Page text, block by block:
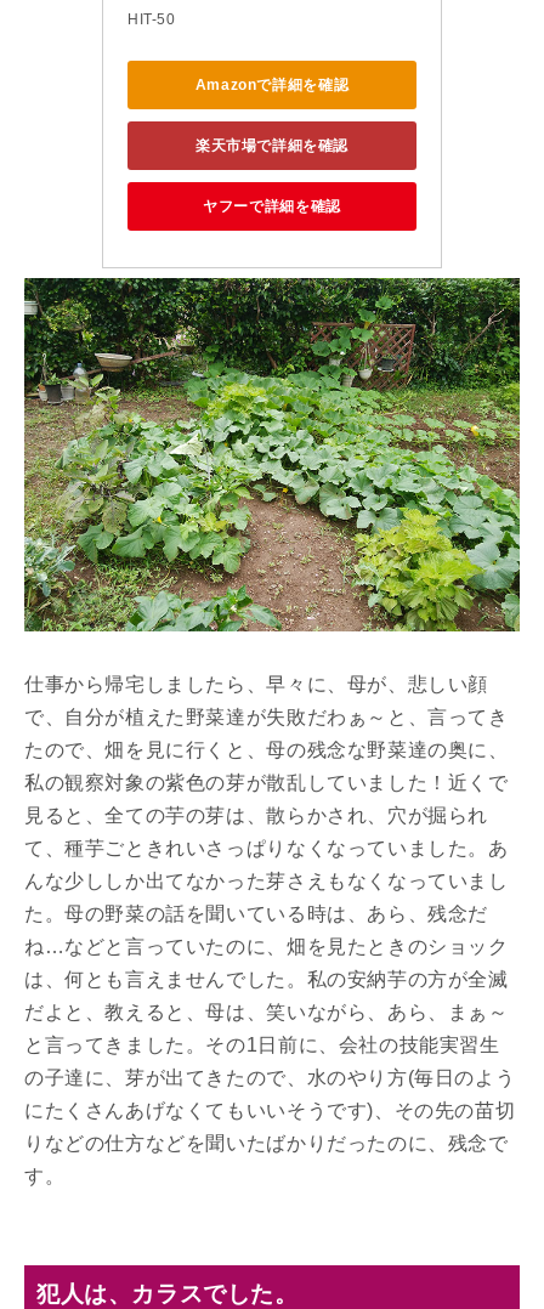
HIT-50
Amazonで詳細を確認
楽天市場で詳細を確認
ヤフーで詳細を確認
仕事から帰宅しましたら、早々に、母が、悲しい顔
で、自分が植えた野菜達が失敗だわぁ～と、言ってき
たので、畑を見に行くと、母の残念な野菜達の奥に、
私の観察対象の紫色の芽が散乱していました！近くで
見ると、全ての芋の芽は、散らかされ、穴が掘られ
て、種芋ごときれいさっぱりなくなっていました。あ
んな少ししか出てなかった芽さえもなくなっていまし
た。母の野菜の話を聞いている時は、あら、残念だ
ね…などと言っていたのに、畑を見たときのショック
は、何とも言えませんでした。私の安納芋の方が全滅
だよと、教えると、母は、笑いながら、あら、まぁ～
と言ってきました。その1日前に、会社の技能実習生
の子達に、芽が出てきたので、水のやり方(毎日のよう
にたくさんあげなくてもいいそうです)、その先の苗切
りなどの仕方などを聞いたばかりだったのに、残念で
す。
犯人は、カラスでした。